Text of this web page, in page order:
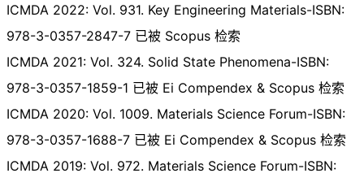
ICMDA 2022: Vol. 931. Key Engineering Materials-ISBN:
978-3-0357-2847-7 已被 Scopus 检索
ICMDA 2021: Vol. 324. Solid State Phenomena-ISBN:
978-3-0357-1859-1 已被 Ei Compendex & Scopus 检索
ICMDA 2020: Vol. 1009. Materials Science Forum-ISBN:
978-3-0357-1688-7 已被 Ei Compendex & Scopus 检索
ICMDA 2019: Vol. 972. Materials Science Forum-ISBN: